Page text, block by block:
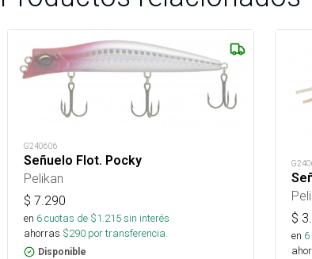
G240606
Señuelo Flot. Pocky
Pelikan
$ 7.290
en 6cuotas de $1.215sin interés
ahorras $290 por transferencia.
Disponible
$
en 6